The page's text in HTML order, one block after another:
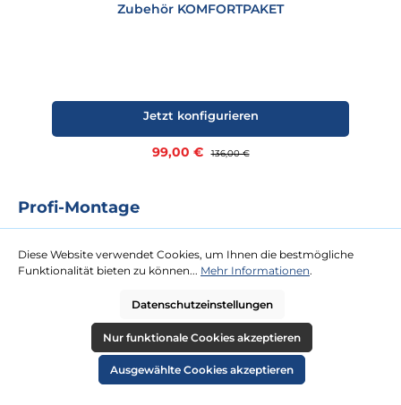
Zubehör KOMFORTPAKET
Verkaufspreis:
99,00 € Regulärer Preis:
136,00 €
Jetzt konfigurieren
Profi-Montage
kaum eine Dachterrasse zu hoch oder Tür zu schmal. Gegen eine
Festpauschale kommen zwei Tischler zu Ihnen und platzieren Ihren
mehr erfahren
Diese Website verwendet Cookies, um Ihnen die bestmögliche
Funktionalität bieten zu können... Mehr Informationen.
Datenschutzeinstellungen
Nur funktionale Cookies akzeptieren
Ausgewählte Cookies akzeptieren